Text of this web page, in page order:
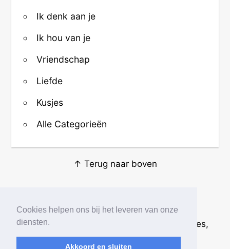
Cookies helpen ons bij het leveren van onze
diensten.
Akkoord en sluiten
Ik denk aan je
Ik hou van je
Vriendschap
Liefde
Kusjes
Alle Categorieën
↑ Terug naar boven
© 2026
· Plaatjes, animaties,
afbeeldingen en fotos